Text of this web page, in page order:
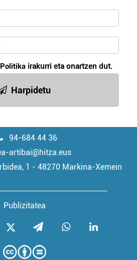
irakurri eta onartzen dut.
Harpidetu
94-684 44 36
artibai@hitza.eus
1 - 48270 Markina-Xemein
Publizitatea